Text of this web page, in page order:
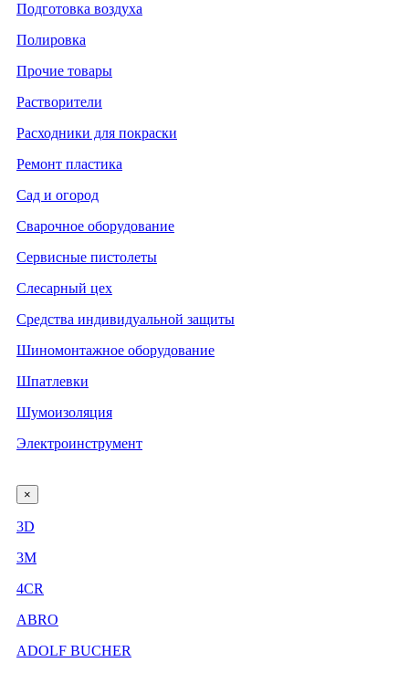
Подготовка воздуха
Полировка
Прочие товары
Растворители
Расходники для покраски
Ремонт пластика
Сад и огород
Сварочное оборудование
Сервисные пистолеты
Слесарный цех
Средства индивидуальной защиты
Шиномонтажное оборудование
Шпатлевки
Шумоизоляция
Электроинструмент
×
3D
3М
4CR
ABRO
ADOLF BUCHER